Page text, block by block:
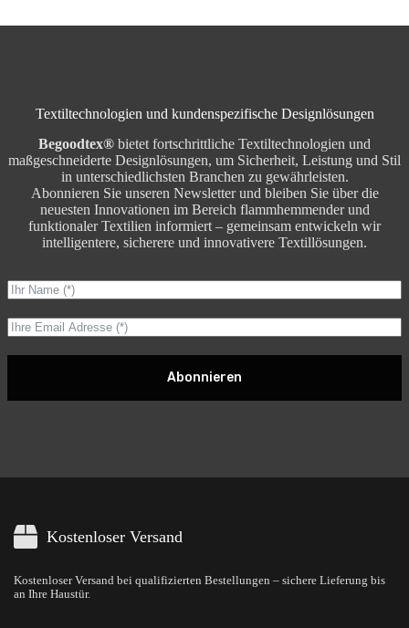
Textiltechnologien und kundenspezifische Designlösungen
Begoodtex® bietet fortschrittliche Textiltechnologien und
maßgeschneiderte Designlösungen, um Sicherheit, Leistung und Stil
in unterschiedlichsten Branchen zu gewährleisten.
Abonnieren Sie unseren Newsletter und bleiben Sie über die
neuesten Innovationen im Bereich flammhemmender und
funktionaler Textilien informiert – gemeinsam entwickeln wir
intelligentere, sicherere und innovativere Textillösungen.
Abonnieren
Kostenloser Versand
Kostenloser Versand bei qualifizierten Bestellungen – sichere Lieferung bis
an Ihre Haustür.